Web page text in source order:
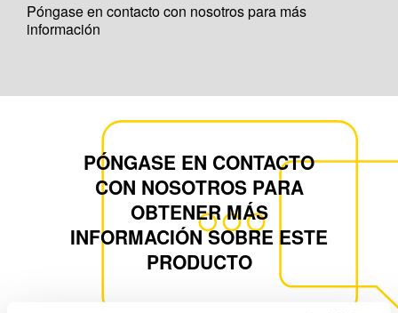
Póngase en contacto con nosotros para más
información
PÓNGASE EN CONTACTO
CON NOSOTROS PARA
OBTENER MÁS
INFORMACIÓN SOBRE ESTE
PRODUCTO